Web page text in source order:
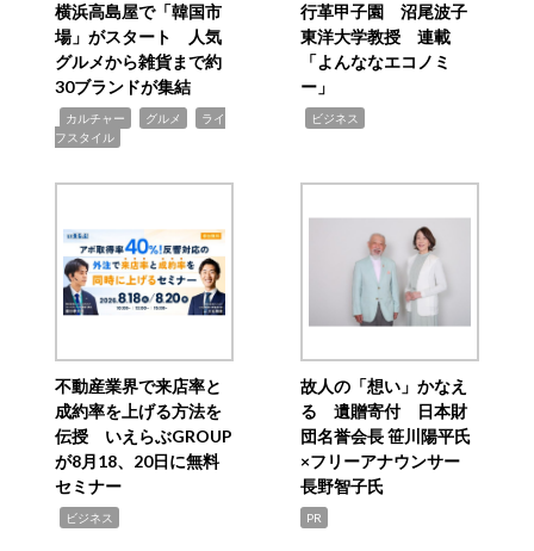
横浜高島屋で「韓国市
場」がスタート 人気
グルメから雑貨まで約
30ブランドが集結
カルチャー グルメ
ライ
フスタイル
行革甲子園 沼尾波子
東洋大学教授 連載
「よんななエコノミ
ー」
ビジネス
不動産業界で来店率と
成約率を上げる方法を
伝授 いえらぶGROUP
が8月18、20日に無料
セミナー
ビジネス
故人の「想い」かなえ
る 遺贈寄付 日本財
団名誉会長 笹川陽平氏
×フリーアナウンサー
長野智子氏
PR